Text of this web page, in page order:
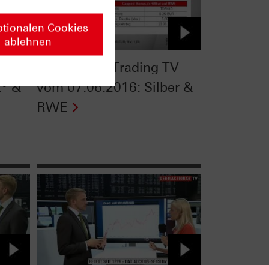
&
HSBC Daily Trading TV
vom 07.06.2016: Silber &
RWE
Cookies
ablehnen